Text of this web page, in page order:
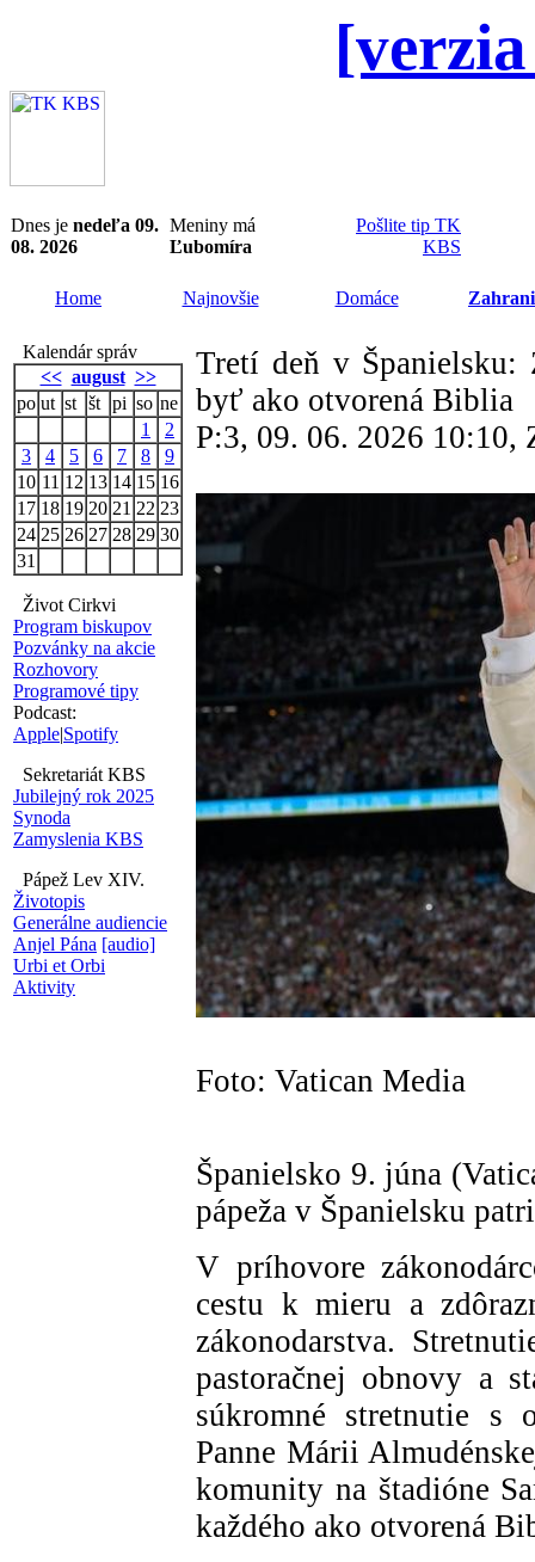
Dnes je nedeľa 09.
08. 2026
Meniny má
Ľubomíra
Pošlite tip TK
KBS
Home Najnovšie Domáce
Kalendár správ
<< august >>
po ut st št pi so ne
1
2
3
4 5 6 7 8
9
10 11 12 13 14 15 16
17 18 19 20 21 22 23
24 25 26 27 28 29 30
31
Život Cirkvi
Program biskupov
Pozvánky na akcie
Rozhovory
Programové tipy
Podcast:
Apple|Spotify
Sekretariát KBS
Jubilejný rok 2025
Synoda
Zamyslenia KBS
Pápež Lev XIV.
Životopis
Generálne audiencie
Anjel Pána [audio]
Urbi et Orbi
Aktivity
Tretí deň v Španielsku:
byť ako otvorená Biblia
P:3, 09. 06. 2026 10:10,
Foto: Vatican Media
Španielsko 9. júna
pápeža v Španielsku
V príhovore
cestu k mieru a
zákonodarstva.
pastoračnej obnovy a
súkromné stretnutie s
Panne Márii
komunity na štadióne
každého ako otvorená